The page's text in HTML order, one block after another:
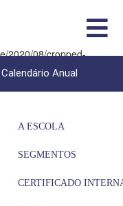
Calendário Anual
2020/08/cropped-
A ESCOLA
SEGMENTOS
CERTIFICADO